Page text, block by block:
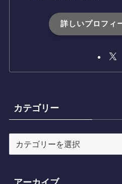
詳しいプロフィ
カテゴリー
テ
リ